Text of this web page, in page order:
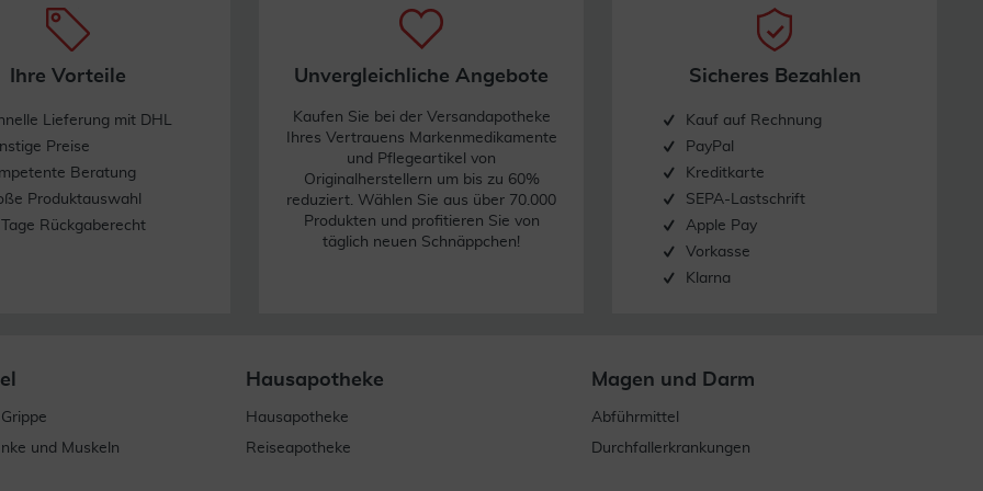
Ihre Vorteile
Lieferung mit DHL
Preise
Beratung
Produktauswahl
Rückgaberecht
Unvergleichliche Angebote
Kaufen Sie bei der Versandapotheke
Ihres Vertrauens Markenmedikamente
und Pflegeartikel von
Originalherstellern um bis zu 60%
reduziert. Wählen Sie aus über 70.000
Produkten und profitieren Sie von
täglich neuen Schnäppchen!
Sicheres Bezahlen
Kauf auf Rechnung
PayPal
Kreditkarte
SEPA-Lastschrift
Apple Pay
Vorkasse
Klarna
und Muskeln
Hausapotheke
Hausapotheke
Reiseapotheke
Magen und Darm
Abführmittel
Durchfallerkrankungen